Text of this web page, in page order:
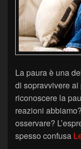
La paura è una
di sopravvivere
riconoscere la
reazioni
osservare?
spesso confusa